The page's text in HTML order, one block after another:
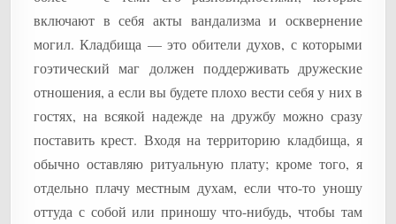
включают в себя акты вандализма и осквернение
могил. Кладбища — это обители духов, с которыми
гоэтический маг должен поддерживать дружеские
отношения, а если вы будете плохо вести себя у них в
гостях, на всякой надежде на дружбу можно сразу
поставить крест. Входя на территорию кладбища, я
обычно оставляю ритуальную плату; кроме того, я
отдельно плачу местным духам, если что-то уношу
оттуда с собой или приношу что-нибудь, чтобы там